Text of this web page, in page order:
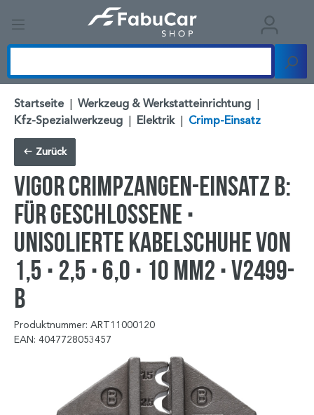
Startseite | Werkzeug & Werkstatteinrichtung |
Kfz-Spezialwerkzeug | Elektrik | Crimp-Einsatz
Zurück
VIGOR Crimpzangen-Einsatz B:
für geschlossene ∙
unisolierte Kabelschuhe von
1,5 ∙ 2,5 ∙ 6,0 ∙ 10 mm2 ∙ V2499-
B
Produktnummer: ART11000120
EAN: 4047728053457